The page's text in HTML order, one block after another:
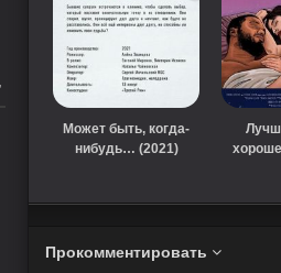
Может быть, когда-
нибудь… (2021)
Прокомментировать